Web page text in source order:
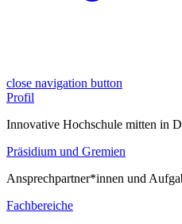
close navigation button
Profil
Innovative Hochschule mitten in
Präsidium und Gremien
Ansprechpartner*innen und
Fachbereiche